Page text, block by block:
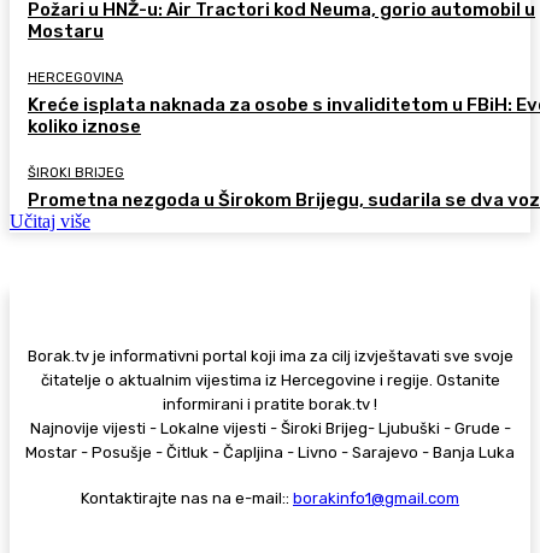
Požari u HNŽ-u: Air Tractori kod Neuma, gorio automobil u
Mostaru
HERCEGOVINA
Kreće isplata naknada za osobe s invaliditetom u FBiH:
koliko iznose
ŠIROKI BRIJEG
Prometna nezgoda u Širokom Brijegu, sudarila se dva
Učitaj više
Borak.tv je informativni portal koji ima za cilj izvještavati sve svoje
čitatelje o aktualnim vijestima iz Hercegovine i regije. Ostanite
informirani i pratite borak.tv !
Najnovije vijesti - Lokalne vijesti - Široki Brijeg- Ljubuški - Grude -
Mostar - Posušje - Čitluk - Čapljina - Livno - Sarajevo - Banja Luka
Kontaktirajte nas na e-mail:: borakinfo1@gmail.com